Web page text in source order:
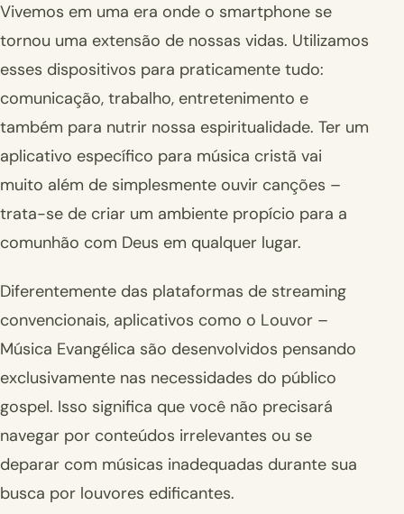
Vivemos em uma era onde o smartphone se
tornou uma extensão de nossas vidas. Utilizamos
esses dispositivos para praticamente tudo:
comunicação, trabalho, entretenimento e
também para nutrir nossa espiritualidade. Ter um
aplicativo específico para música cristã vai
muito além de simplesmente ouvir canções –
trata-se de criar um ambiente propício para a
comunhão com Deus em qualquer lugar.
Diferentemente das plataformas de streaming
convencionais, aplicativos como o Louvor –
Música Evangélica são desenvolvidos pensando
exclusivamente nas necessidades do público
gospel. Isso significa que você não precisará
navegar por conteúdos irrelevantes ou se
deparar com músicas inadequadas durante sua
busca por louvores edificantes.